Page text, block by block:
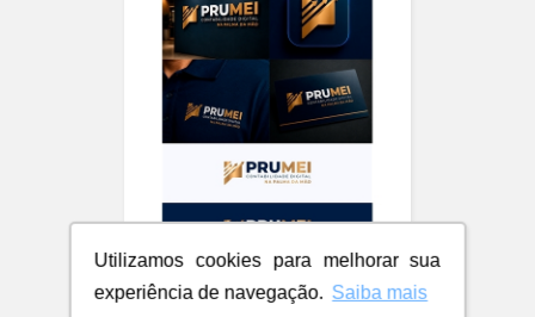
Utilizamos cookies para melhorar sua
experiência de navegação. Saiba mais
PRUMEI - Contabilidade Digital
Logo